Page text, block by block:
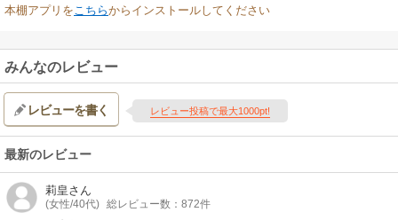
本棚アプリを こちらからインストールしてください
みんなのレビュー
レビューを書く レビュー投稿で最大1000pt!
最新のレビュー
莉皇さん
(女性/40代) 総レビュー数：872件